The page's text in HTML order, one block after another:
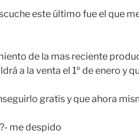
este último fue el que
de la mas reciente
a la venta el 1º de enero y
gratis y que ahora
me despido